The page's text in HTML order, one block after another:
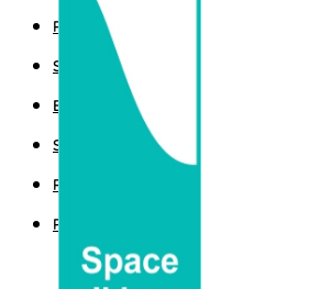
POLITIK
SPORT
EKBIS
SAINTEK
PEMERINTAHAN
PARLEMEN